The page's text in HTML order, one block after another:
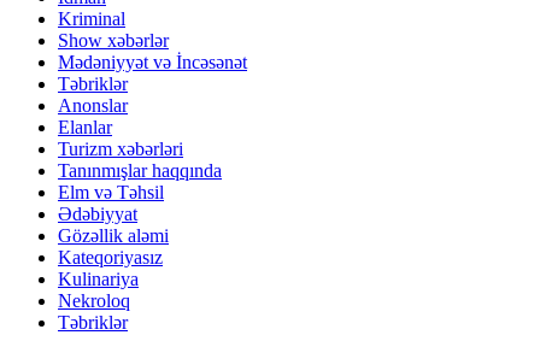
Kriminal
Show xəbərlər
Mədəniyyət və İncəsənət
Təbriklər
Anonslar
Elanlar
Turizm xəbərləri
Tanınmışlar haqqında
Elm və Təhsil
Ədəbiyyat
Gözəllik aləmi
Kateqoriyasız
Kulinariya
Nekroloq
Təbriklər